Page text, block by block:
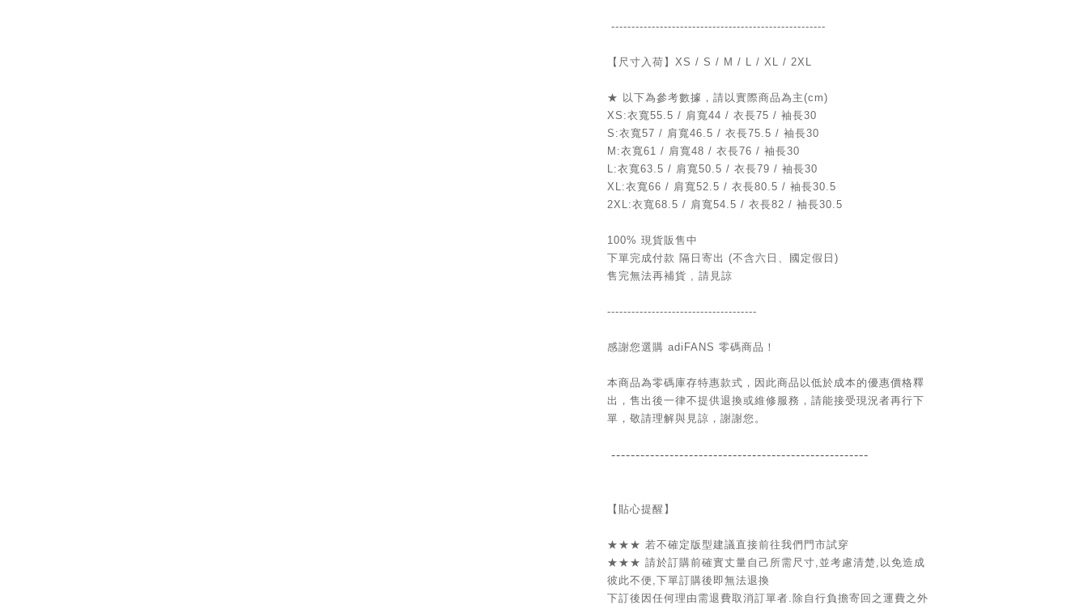
-----------------------------------------------------
【 尺寸入荷】 XS / S / M / L / XL / 2XL
★ 以下為參考數據，請以實際商品為主(cm)
XS:衣寬55.5 / 肩寬44 / 衣長75 / 袖長30
S:衣寬57 / 肩寬46.5 / 衣長75.5 / 袖長30
M:衣寬61 / 肩寬48 / 衣長76 / 袖長30
L:衣寬63.5 / 肩寬50.5 / 衣長79 / 袖長30
XL:衣寬66 / 肩寬52.5 / 衣長80.5 / 袖長30.5
2XL:衣寬68.5 / 肩寬54.5 / 衣長82 / 袖長30.5
100% 現貨販售中
下單完成付款 隔日寄出 (不含六日、國定假日)
售完無法再補貨 , 請見諒
-------------------------------------
感謝您選購 adiFANS 零碼商品！
本商品為零碼庫存特惠款式，因此商品以低於成本的優惠價格釋
出，售出後一律不提供退換或維修服務，請能接受現況者再行下
單，敬請理解與見諒，謝謝您。
-----------------------------------------------------
【貼心提醒】
★★★ 若不確定版型建議直接前往我們門市試穿
★★★ 請於訂購前確實丈量自己所需尺寸,並考慮清楚,以免造成
彼此不便,下單訂購後即無法退換
下訂後因 任何理由 需退費取消訂單者.除自行負擔寄回之運費之外